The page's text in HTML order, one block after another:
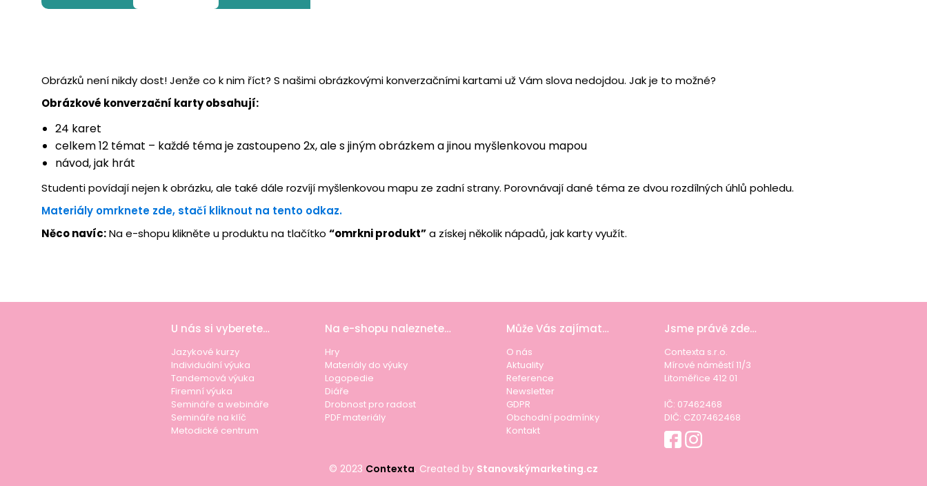
Obrázků není nikdy dost! Jenže co k nim říct? S našimi obrázkovými konverzačními kartami už Vám slova nedojdou. Jak je to možné?
Obrázkové konverzační karty obsahují:
24 karet
celkem 12 témat – každé téma je zastoupeno 2x, ale s jiným obrázkem a jinou myšlenkovou mapou
návod, jak hrát
Studenti povídají nejen k obrázku, ale také dále rozvíjí myšlenkovou mapu ze zadní strany. Porovnávají dané téma ze dvou rozdílných úhlů pohledu.
Materiály omrknete zde, stačí kliknout na tento odkaz.
Něco navíc:Na e-shopu klikněte u produktu na tlačítko “omrkni produkt”a získej několik nápadů, jak karty využít.
U nás si vyberete…
Jazykové kurzy
Individuální výuka
Tandemová výuka
Firemní výuka
Semináře a webináře
Semináře na klíč
Metodické centrum
Na e-shopu naleznete…
Hry
Materiály do výuky
Logopedie
Diáře
Drobnost pro radost
PDF materiály
Může Vás zajímat…
O nás
Aktuality
Reference
Newsletter
GDPR
Obchodní podmínky
Kontakt
Jsme právě zde…
Contexta s.r.o.
Mírové náměstí 11/3
Litoměřice 412 01
IČ: 07462468
DIČ: CZ07462468
© 2023 Contexta. Created by Stanovskýmarketing.cz